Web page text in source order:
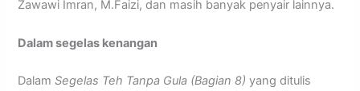
Zawawi Imran, M.Faizi, dan masih banyak penyair lainnya.
Dalam segelas kenangan
DalamSegelas Teh Tanpa Gula (Bagian 8) yang ditulis